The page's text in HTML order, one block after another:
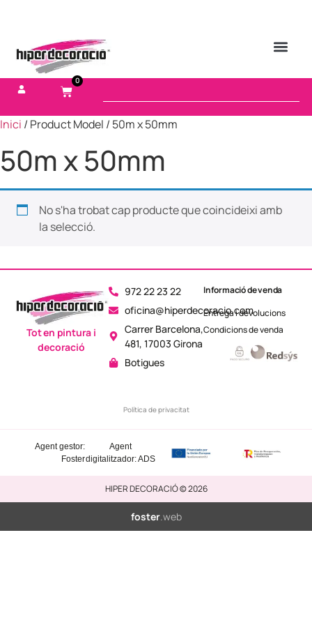
0
Inici / Product Model / 50m x 50mm
50m x 50mm
No s'ha trobat cap producte que coincideixi amb
la selecció.
972 22 23 22
oficina@hiperdecoracio.com
Carrer Barcelona,
481, 17003 Girona
Botigues
Política de privacitat
Tot en pintura i
decoració
Informació de venda
Entrega i devolucions
Condicions de venda
Agent
digitalitzador: ADS
Agent gestor:
Foster
HIPER DECORACIÓ © 2026
foster.web